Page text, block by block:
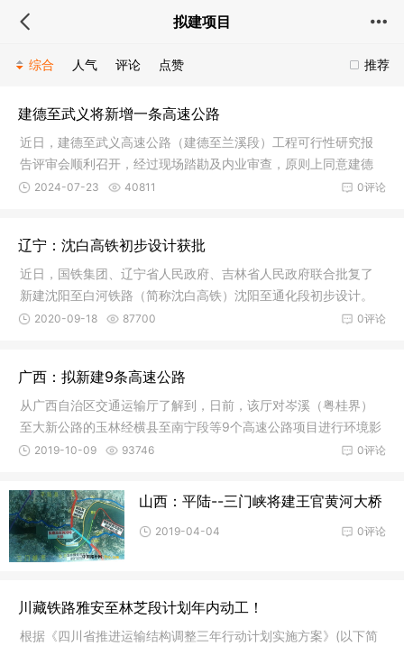
拟建项目
推荐
综合 人气 评论 点赞
建德至武义将新增一条高速公路
近日，建德至武义高速公路（建德至兰溪段）工程可行性研究报
告评审会顺利召开，经过现场踏勘及内业审查，原则上同意建德
至武义高
0评论
2024-07-23 40811
辽宁：沈白高铁初步设计获批
近日，国铁集团、辽宁省人民政府、吉林省人民政府联合批复了
新建沈阳至白河铁路（简称沈白高铁）沈阳至通化段初步设计。
至此，沈
0评论
2020-09-18 87700
广西：拟新建9条高速公路
从广西自治区交通运输厅了解到，日前，该厅对岑溪（粤桂界）
至大新公路的玉林经横县至南宁段等9个高速公路项目进行环境影
响评价
0评论
2019-10-09 93746
山西：平陆--三门峡将建王官黄河大桥
0评论
2019-04-04
川藏铁路雅安至林芝段计划年内动工！
根据《四川省推进运输结构调整三年行动计划实施方案》(以下简